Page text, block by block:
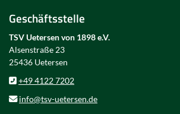
Geschäftsstelle
TSV Uetersen von 1898 e.V.
Alsenstraße 23
25436 Uetersen
+49 4122 7202
info@tsv-uetersen.de